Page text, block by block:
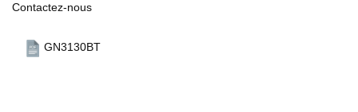
Contactez-nous
GN3130BT